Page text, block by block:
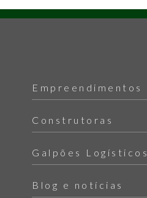
Empreendimentos
Construtoras
Galpões Logísticos
Blog e notícias